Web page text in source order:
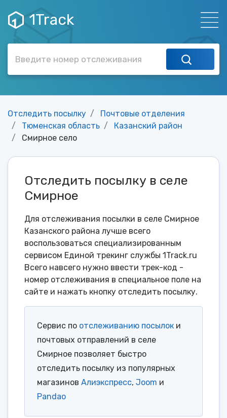
1Track
Отследить посылку
Почтовые отделения
Тюменская область
Казанский район
Смирное село
Отследить посылку в селе
Смирное
Для отслеживания посылки в селе Смирное
Казанского района лучше всего
воспользоваться специализированным
сервисом Единой трекинг службы 1Track.ru
Всего навсего нужно ввести трек-код -
номер отслеживания в специальное поле на
сайте и нажать кнопку отследить посылку.
Сервис по отслеживанию посылок и
почтовых отправлений в селе
Смирное позволяет быстро
отследить посылку из популярных
магазинов Алиэкспресс, Joom и
Pandao